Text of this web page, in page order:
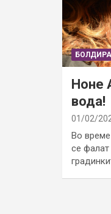
Ноне
вода!
01/02/
Во
се